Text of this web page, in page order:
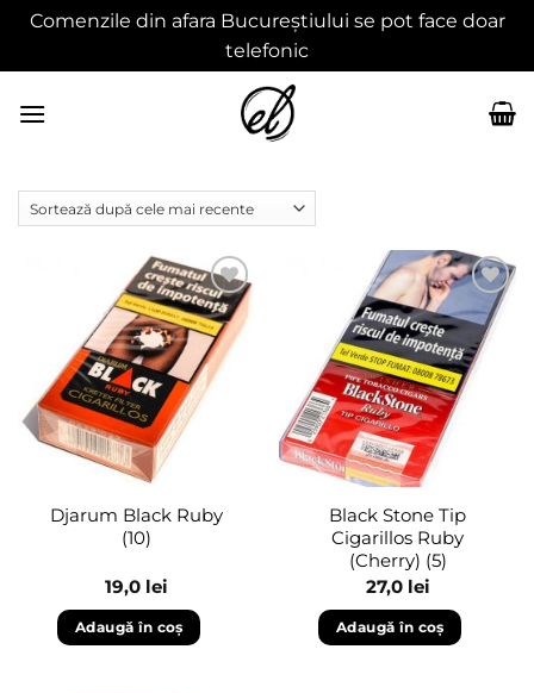
Comenzile din afara Bucureștiului se pot face doar
telefonic
Adaugă
în
wishlist
Djarum Black Ruby
(10)
19,0 lei
Adaugă în coș
Adaugă
în
wishlist
Black Stone Tip
Cigarillos Ruby
(Cherry) (5)
27,0 lei
Adaugă în coș